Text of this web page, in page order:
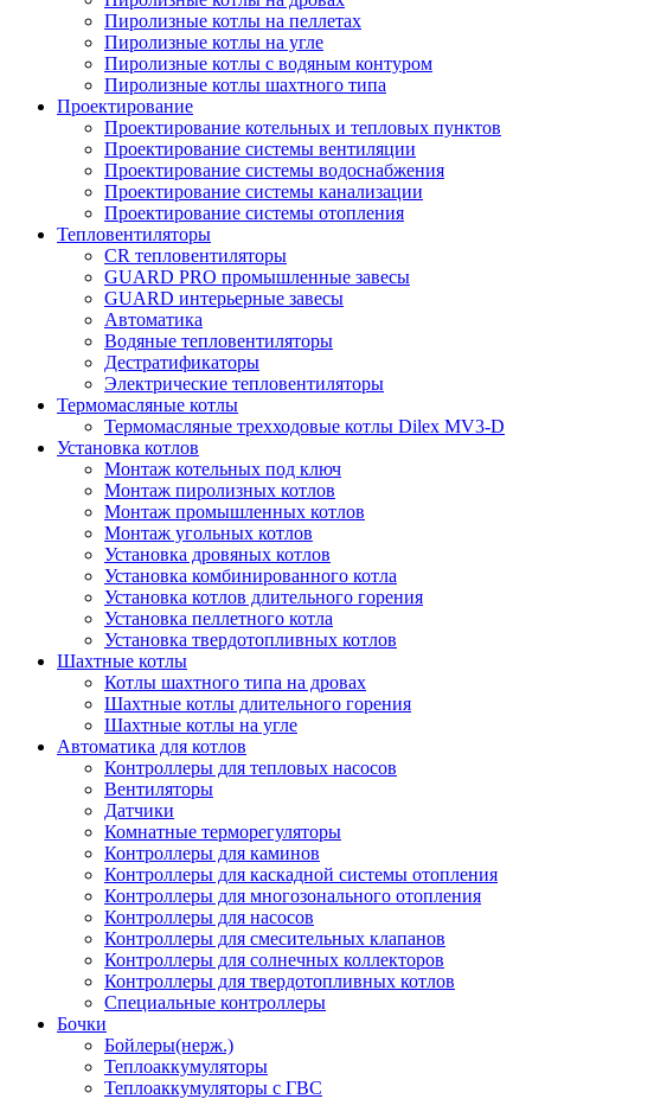
Пиролизные котлы на пеллетах
Пиролизные котлы на угле
Пиролизные котлы с водяным контуром
Пиролизные котлы шахтного типа
Проектирование
Проектирование котельных и тепловых пунктов
Проектирование системы вентиляции
Проектирование системы водоснабжения
Проектирование системы канализации
Проектирование системы отопления
Тепловентиляторы
CR тепловентиляторы
GUARD PRO промышленные завесы
GUARD интерьерные завесы
Автоматика
Водяные тепловентиляторы
Дестратификаторы
Электрические тепловентиляторы
Термомасляные котлы
Термомасляные трехходовые котлы Dilex MV3-D
Установка котлов
Монтаж котельных под ключ
Монтаж пиролизных котлов
Монтаж промышленных котлов
Монтаж угольных котлов
Установка дровяных котлов
Установка комбинированного котла
Установка котлов длительного горения
Установка пеллетного котла
Установка твердотопливных котлов
Шахтные котлы
Котлы шахтного типа на дровах
Шахтные котлы длительного горения
Шахтные котлы на угле
Автоматика для котлов
Контроллеры для тепловых насосов
Вентиляторы
Датчики
Комнатные терморегуляторы
Контроллеры для каминов
Контроллеры для каскадной системы отопления
Контроллеры для многозонального отопления
Контроллеры для насосов
Контроллеры для смесительных клапанов
Контроллеры для солнечных коллекторов
Контроллеры для твердотопливных котлов
Специальные контроллеры
Бочки
Бойлеры(нерж.)
Теплоаккумуляторы
Теплоаккумуляторы с ГВС